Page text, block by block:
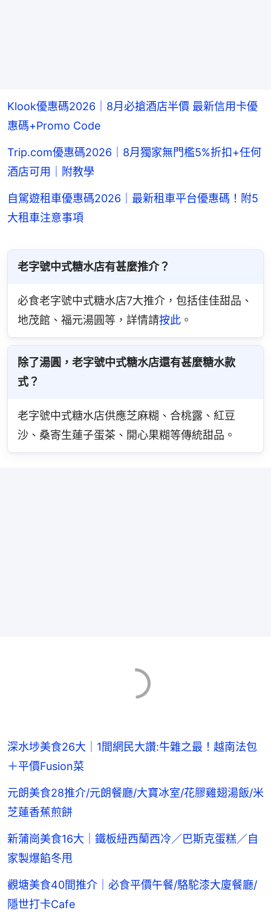
Klook優惠碼2026｜8月必搶酒店半價 最新信用卡優
惠碼+Promo Code
Trip.com優惠碼2026｜8月獨家無門檻5%折扣+任何
酒店可用｜附教學
自駕遊租車優惠碼2026｜最新租車平台優惠碼！附5
大租車注意事項
老字號中式糖水店有甚麼推介？
必食老字號中式糖水店7大推介，包括佳佳甜品、
地茂館、福元湯圓等，詳情請按此 。
除了湯圓，老字號中式糖水店還有甚麼糖水款
式？
老字號中式糖水店供應芝麻糊、合桃露、紅豆
沙、桑寄生蓮子蛋茶、開心果糊等傳統甜品。
深水埗美食26大｜1間網民大讚:牛雜之最！越南法包
＋平價Fusion菜
元朗美食28推介/元朗餐廳/大寶冰室/花膠雞翅湯飯/米
芝蓮香蕉煎餅
新蒲崗美食16大｜鐵板紐西蘭西冷／巴斯克蛋糕／自
家製爆餡冬甩
觀塘美食40間推介｜必食平價午餐/駱駝漆大廈餐廳/
隱世打卡Cafe